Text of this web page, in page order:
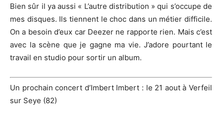
Bien sûr il ya aussi « L’autre distribution » qui s’occupe de
mes disques. Ils tiennent le choc dans un métier difficile.
On a besoin d’eux car Deezer ne rapporte rien. Mais c’est
avec la scène que je gagne ma vie. J’adore pourtant le
travail en studio pour sortir un album.
Un prochain concert d’Imbert Imbert : le 21 aout àVerfeil
sur Seye (82)